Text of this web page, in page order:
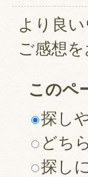
より良
ご感想を
このペ
探し
どち
探し